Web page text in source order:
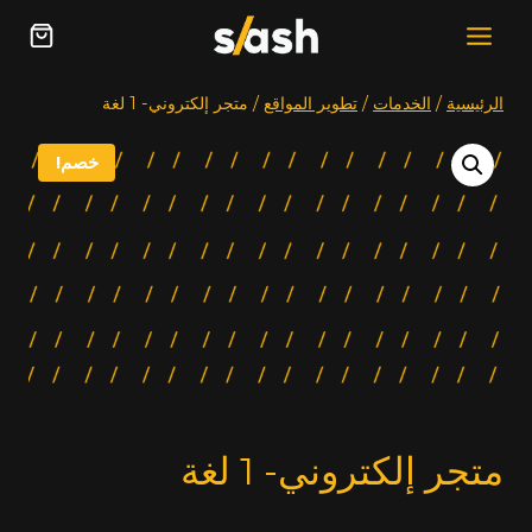
الرئيسية / الخدمات / تطوير المواقع / متجر إلكتروني- 1 لغة
خصم!
متجر إلكتروني- 1 لغة